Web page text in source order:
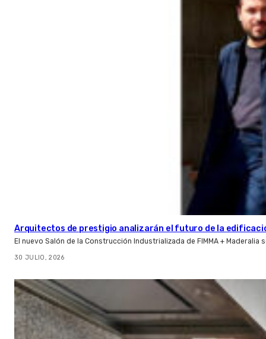
Arquitectos de prestigio analizarán el futuro de la
El nuevo Salón de la Construcción Industrializada de FIMMA +
30 JULIO, 2026